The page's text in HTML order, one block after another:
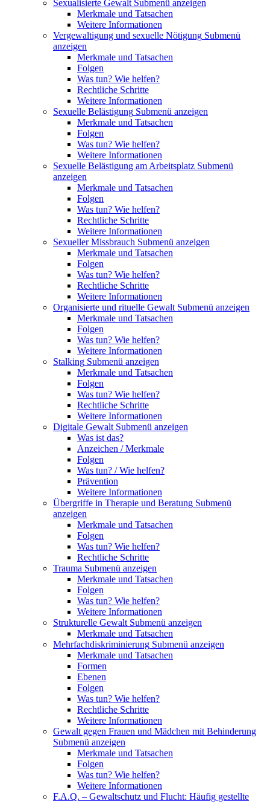
Sexualisierte Gewalt Submenü anzeigen
Merkmale und Tatsachen
Weitere Informationen
Vergewaltigung und sexuelle Nötigung Submenü
anzeigen
Merkmale und Tatsachen
Folgen
Was tun? Wie helfen?
Rechtliche Schritte
Weitere Informationen
Sexuelle Belästigung Submenü anzeigen
Merkmale und Tatsachen
Folgen
Was tun? Wie helfen?
Weitere Informationen
Sexuelle Belästigung am Arbeitsplatz Submenü
anzeigen
Merkmale und Tatsachen
Folgen
Was tun? Wie helfen?
Rechtliche Schritte
Weitere Informationen
Sexueller Missbrauch Submenü anzeigen
Merkmale und Tatsachen
Folgen
Was tun? Wie helfen?
Rechtliche Schritte
Weitere Informationen
Organisierte und rituelle Gewalt Submenü anzeigen
Merkmale und Tatsachen
Folgen
Was tun? Wie helfen?
Weitere Informationen
Stalking Submenü anzeigen
Merkmale und Tatsachen
Folgen
Was tun? Wie helfen?
Rechtliche Schritte
Weitere Informationen
Digitale Gewalt Submenü anzeigen
Was ist das?
Anzeichen / Merkmale
Folgen
Was tun? / Wie helfen?
Prävention
Weitere Informationen
Übergriffe in Therapie und Beratung Submenü
anzeigen
Merkmale und Tatsachen
Folgen
Was tun? Wie helfen?
Rechtliche Schritte
Trauma Submenü anzeigen
Merkmale und Tatsachen
Folgen
Was tun? Wie helfen?
Weitere Informationen
Strukturelle Gewalt Submenü anzeigen
Merkmale und Tatsachen
Mehrfachdiskriminierung Submenü anzeigen
Merkmale und Tatsachen
Formen
Ebenen
Folgen
Was tun? Wie helfen?
Rechtliche Schritte
Weitere Informationen
Gewalt gegen Frauen und Mädchen mit Behinderung
Submenü anzeigen
Merkmale und Tatsachen
Folgen
Was tun? Wie helfen?
Weitere Informationen
F.A.Q. – Gewaltschutz und Flucht: Häufig gestellte